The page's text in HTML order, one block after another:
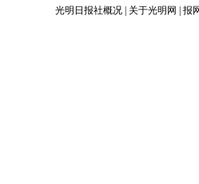
光明日报社概况 关于光明网 报